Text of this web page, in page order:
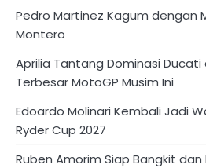
Pedro Martinez Kagum dengan
Montero
Aprilia Tantang Dominasi Ducati
Terbesar MotoGP Musim Ini
Edoardo Molinari Kembali Jadi
Ryder Cup 2027
Ruben Amorim Siap Bangkit